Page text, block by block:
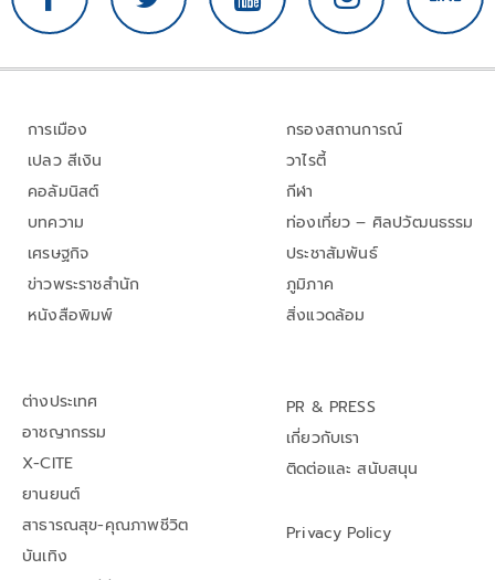
การเมือง
เปลว สีเงิน
คอลัมนิสต์
บทความ
เศรษฐกิจ
ข่าวพระราชสำนัก
หนังสือพิมพ์
กรองสถานการณ์
วาไรตี้
กีฬา
ท่องเที่ยว – ศิลปวัฒนธรรม
ประชาสัมพันธ์
ภูมิภาค
สิ่งแวดล้อม
ต่างประเทศ
อาชญากรรม
X-CITE
ยานยนต์
สาธารณสุข-คุณภาพชีวิต
บันเทิง
PR & PRESS
เกี่ยวกับเรา
ติดต่อและ สนับสนุน
Privacy Policy